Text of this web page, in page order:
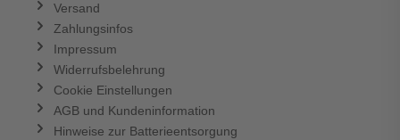
Versand
Zahlungsinfos
Impressum
Widerrufsbelehrung
Cookie Einstellungen
AGB und Kundeninformation
Hinweise zur Batterieentsorgung